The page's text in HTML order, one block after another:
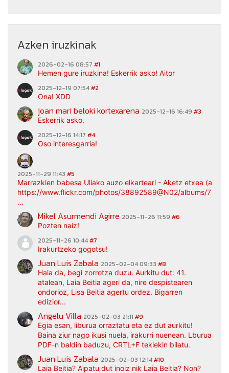
Azken iruzkinak
2026-02-16 08:57 #1
Hemen gure iruzkina! Eskerrik asko! Aitor
2025-12-19 07:54#2
Ona! XDD
joan mari beloki kortexarena 2025-12-16 16:49 #3
Eskerrik asko.
2025-12-16 14:17 #4
Oso interesgarria!
2025-11-29 11:43 #5
Marrazkien babesa Uliako auzo elkarteari - Aketz etxea
https://www.flickr.com/photos/38892589@N02/albums/
...
Mikel Asurmendi Agirre 2025-11-26 11:59 #6
Pozten naiz!
2025-11-26 10:44#7
Irakurtzeko gogotsu!
Juan Luis Zabala 2025-02-04 09:33 #8
Hala da, begi zorrotza duzu. Aurkitu dut: 41.
atalean, Laia Beitia ageri da, nire despistearen
ondorioz, Lisa Beitia agertu ordez. Bigarren
edizior...
Angelu Villa 2025-02-03 21:11 #9
Egia esan, liburua orraztatu eta ez dut aurkitu!
Baina ziur nago ikusi nuela, irakurri nuenean. Lburua
PDF-n baldin baduzu, CRTL+F teklekin bilatu.
Juan Luis Zabala 2025-02-03 12:14#10
Laia Beitia? Aipatu dut inoiz nik Laia Beitia? Non?